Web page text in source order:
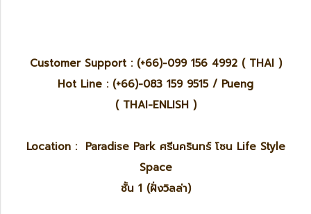
Customer Support : (+66)-099 156 4992 ( THAI )
Hot Line : (+66)-083 159 9515 / Pueng
( THAI-ENLISH )
Location : Paradise Park ศรีนครินทร์ โซน Life Style
Space
ชั้น 1 (ฝั่งวิลล่า)